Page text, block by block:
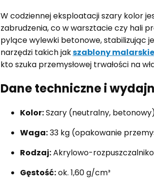
W codziennej eksploatacji szary kolor
zabrudzenia, co w warsztacie czy hali
pylące wylewki betonowe, stabilizując
narzędzi takich jakszablony malarskie
kto szuka przemysłowej trwałości na
Dane techniczne i
Kolor:Szary (neutralny,
Waga:33 kg (opakowanie
Rodzaj:Akrylowo-
Gęstość:ok. 1,60 g/cm³